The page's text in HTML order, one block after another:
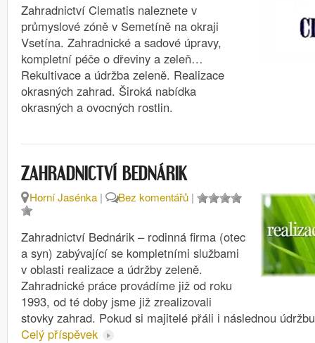
Zahradnictví Clematis naleznete v
průmyslové zóně v Semetíně na okraji
Vsetína. Zahradnické a sadové úpravy,
kompletní péče o dřeviny a zeleň…
Rekultivace a údržba zeleně. Realizace
okrasných zahrad. Široká nabídka
okrasných a ovocných rostlin.
ZAHRADNICTVÍ BEDNÁRIK
Horní Jasénka | Bez komentářů |
Zahradnictví Bednárik – rodinná firma (otec
a syn) zabývající se kompletními službami
v oblasti realizace a údržby zeleně.
Zahradnické práce provádíme již od roku
1993, od té doby jsme již zrealizovali
stovky zahrad. Pokud si majitelé přáli i následnou
Celý příspěvek